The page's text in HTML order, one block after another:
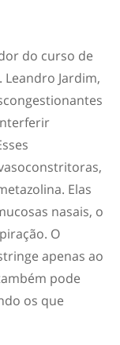
do curso de
Leandro Jardim,
Elas
nasais, o
O
apenas ao
pode
os que